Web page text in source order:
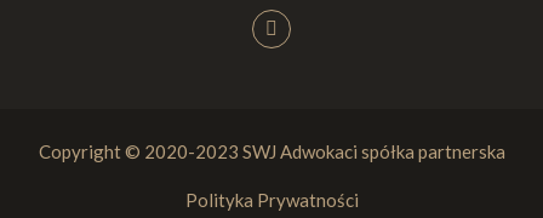
Copyright © 2020-2023 SWJ Adwokaci spółka partnerska
Polityka Prywatności